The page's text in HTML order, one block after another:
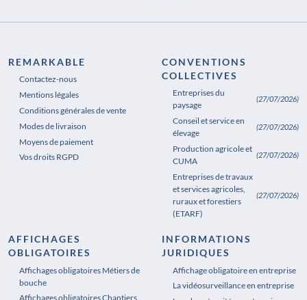
REMARKABLE
Contactez-nous
Mentions légales
Conditions générales de vente
Modes de livraison
Moyens de paiement
Vos droits RGPD
CONVENTIONS
COLLECTIVES
Entreprises du
paysage
(27/07/2026)
Conseil et service en
élevage
(27/07/2026)
Production agricole et
CUMA
(27/07/2026)
Entreprises de travaux
et services agricoles,
ruraux et forestiers
(ETARF)
(27/07/2026)
AFFICHAGES
OBLIGATOIRES
Affichages obligatoires Métiers de
bouche
Affichages obligatoires Chantiers
Affichages obligatoires Pharmacie
INFORMATIONS
JURIDIQUES
Affichage obligatoire en entreprise
La vidéosurveillance en entreprise